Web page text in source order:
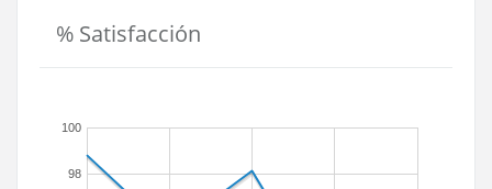
% Satisfacción
98
100